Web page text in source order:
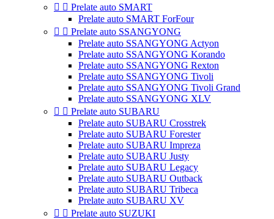
  Prelate auto SMART
Prelate auto SMART ForFour
  Prelate auto SSANGYONG
Prelate auto SSANGYONG Actyon
Prelate auto SSANGYONG Korando
Prelate auto SSANGYONG Rexton
Prelate auto SSANGYONG Tivoli
Prelate auto SSANGYONG Tivoli Grand
Prelate auto SSANGYONG XLV
  Prelate auto SUBARU
Prelate auto SUBARU Crosstrek
Prelate auto SUBARU Forester
Prelate auto SUBARU Impreza
Prelate auto SUBARU Justy
Prelate auto SUBARU Legacy
Prelate auto SUBARU Outback
Prelate auto SUBARU Tribeca
Prelate auto SUBARU XV
  Prelate auto SUZUKI